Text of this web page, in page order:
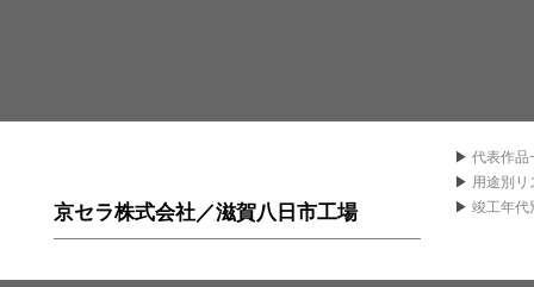
京セラ株式会社／滋賀八日市工場
▶ 代表作品
▶ 用途別リ
▶ 竣工年代